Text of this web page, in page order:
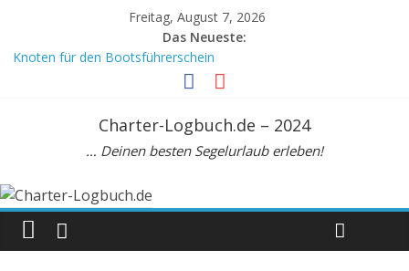
Freitag, August 7, 2026
Das Neueste:
Knoten für den Bootsführerschein
Meilenbuch Segeln, A5. Zur Seemeilenbestätigung
Beaufortskala: Tabelle zur Umrechnung Windstärke Knoten km/h
Charter-Logbuch.de – 2024
… Deinen besten Segelurlaub erleben!